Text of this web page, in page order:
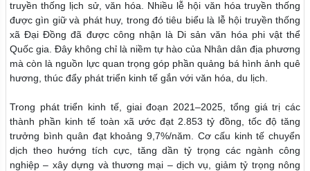
truyền thống lịch sử, văn hóa. Nhiều lễ hội văn hóa truyền thống
được gìn giữ và phát huy, trong đó tiêu biểu là lễ hội truyền thống
xã Đại Đồng đã được công nhận là Di sản văn hóa phi vật thể
Quốc gia. Đây không chỉ là niềm tự hào của Nhân dân địa phương
mà còn là nguồn lực quan trọng góp phần quảng bá hình ảnh quê
hương, thúc đẩy phát triển kinh tế gắn với văn hóa, du lịch.
Trong phát triển kinh tế, giai đoạn 2021–2025, tổng giá trị các
thành phần kinh tế toàn xã ước đạt 2.853 tỷ đồng, tốc độ tăng
trưởng bình quân đạt khoảng 9,7%/năm. Cơ cấu kinh tế chuyển
dịch theo hướng tích cực, tăng dần tỷ trọng các ngành công
nghiệp – xây dựng và thương mại – dịch vụ, giảm tỷ trọng nông